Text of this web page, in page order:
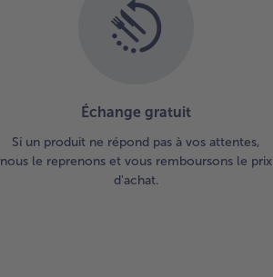
Échange gratuit
Si un produit ne répond pas à vos attentes,
nous le reprenons et vous remboursons le prix
d'achat.